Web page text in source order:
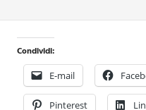
formato
monodose
nuova
confezione
Condividi:
E-mail
Pinterest